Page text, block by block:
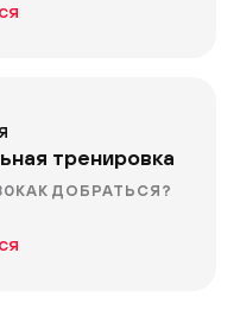
тренировка
КАК ДОБРАТЬСЯ?